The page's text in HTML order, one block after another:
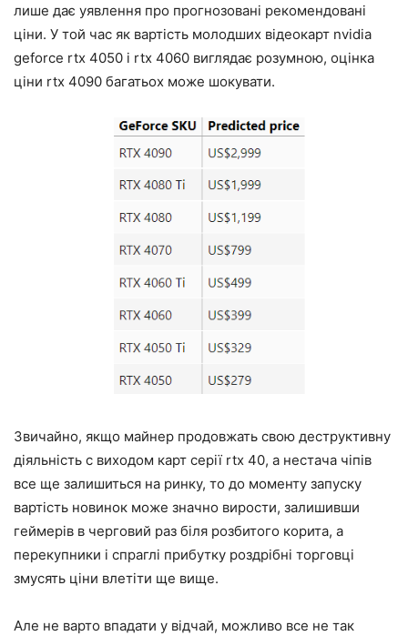
лише дає уявлення про прогнозовані рекомендовані
ціни. У той час як вартість молодших відеокарт nvidia
geforce rtx 4050 і rtx 4060 виглядає розумною, оцінка
ціни rtx 4090 багатьох може шокувати.
Звичайно, якщо майнер продовжать свою деструктивну
діяльність c виходом карт серії rtx 40, а нестача чіпів
все ще залишиться на ринку, то до моменту запуску
вартість новинок може значно вирости, залишивши
геймерів в черговий раз біля розбитого корита, а
перекупники і спраглі прибутку роздрібні торговці
змусять ціни влетіти ще вище.
Але не варто впадати у відчай, можливо все не так